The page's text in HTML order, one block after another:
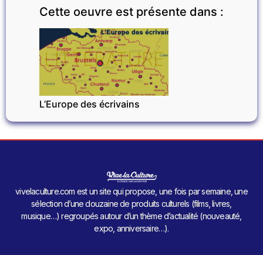
Cette oeuvre est présente dans :
LITTÉRATURE
L’Europe des écrivains
vivelaculture.com est un site qui propose, une fois par semaine, une
sélection d’une douzaine de produits culturels (films, livres,
musique…) regroupés autour d’un thème d’actualité (nouveauté,
expo, anniversaire…).